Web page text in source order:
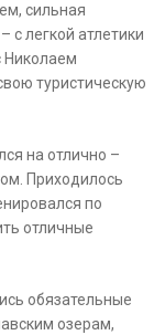
сильная
с легкой атлетики
Николаем
туристическую
на отлично –
Приходилось
по
отличные
обязательные
озерам,